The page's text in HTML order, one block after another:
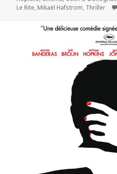
Le Rite, Mikaël Hafstrom, Thriller